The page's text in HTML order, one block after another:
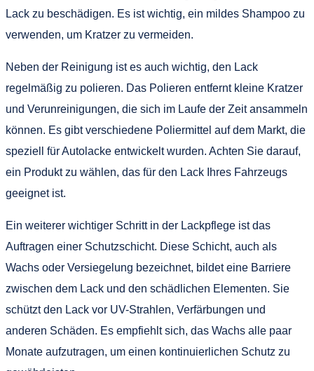
Lack zu beschädigen. Es ist wichtig, ein mildes Shampoo zu
verwenden, um Kratzer zu vermeiden.
Neben der Reinigung ist es auch wichtig, den Lack
regelmäßig zu polieren. Das Polieren entfernt kleine Kratzer
und Verunreinigungen, die sich im Laufe der Zeit ansammeln
können. Es gibt verschiedene Poliermittel auf dem Markt, die
speziell für Autolacke entwickelt wurden. Achten Sie darauf,
ein Produkt zu wählen, das für den Lack Ihres Fahrzeugs
geeignet ist.
Ein weiterer wichtiger Schritt in der Lackpflege ist das
Auftragen einer Schutzschicht. Diese Schicht, auch als
Wachs oder Versiegelung bezeichnet, bildet eine Barriere
zwischen dem Lack und den schädlichen Elementen. Sie
schützt den Lack vor UV-Strahlen, Verfärbungen und
anderen Schäden. Es empfiehlt sich, das Wachs alle paar
Monate aufzutragen, um einen kontinuierlichen Schutz zu